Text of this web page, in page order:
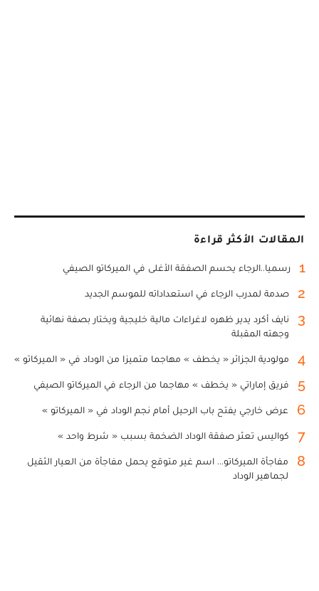
المقالات الأكثر قراءة
1 رسميا..الرجاء يحسم الصفقة الأغلى في الميركاتو الصيفي
2 صدمة لمدرب الرجاء في استعداداته للموسم الجديد
3
نايف أكرد يدير ظهره لاغراءات مالية خليجية ويختار بصفة نهائية
وجهته المقبلة
4 مولودية الجزائر « يخطف » مهاجما متميزا من الوداد في « الميركاتو »
5 فريق إماراتي « يخطف » مهاجما من الرجاء في الميركاتو الصيفي
6 عرض خارجي يفتح باب الرحيل أمام نجم الوداد في « الميركاتو »
7 كواليس تعثر صفقة الوداد الضخمة بسبب « شرط واحد »
8
مفاجأة الميركاتو... اسم غير متوقع يحمل مفاجأة من العيار الثقيل
لجماهير الوداد